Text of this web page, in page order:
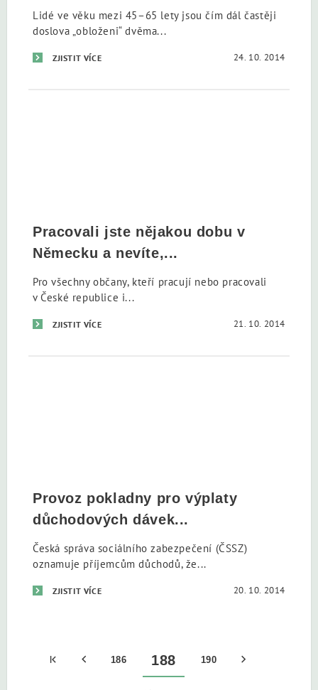
Lidé ve věku mezi 45–65 lety jsou čím dál častěji
doslova „obloženi“ dvěma...
ZJISTIT VÍCE 24. 10. 2014
Pracovali jste nějakou dobu v
Německu a nevíte,...
Pro všechny občany, kteří pracují nebo pracovali
v České republice i...
ZJISTIT VÍCE 21. 10. 2014
Provoz pokladny pro výplaty
důchodových dávek...
Česká správa sociálního zabezpečení (ČSSZ)
oznamuje příjemcům důchodů, že...
ZJISTIT VÍCE 20. 10. 2014
186 188 190